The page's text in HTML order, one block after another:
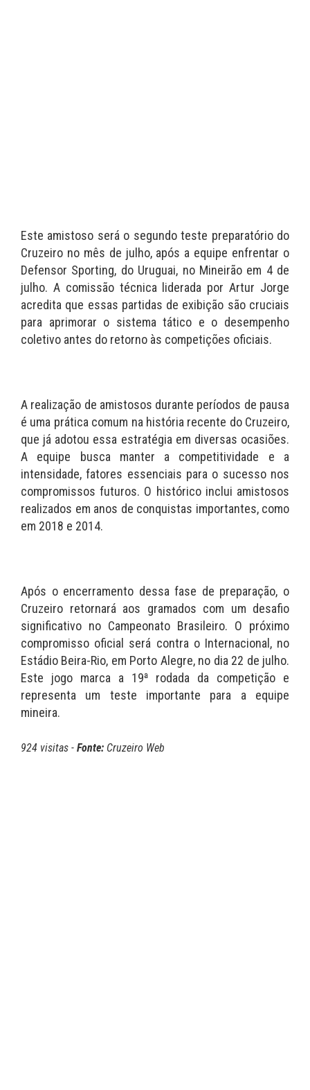
Este amistoso será o segundo teste preparatório do
Cruzeiro no mês de julho, após a equipe enfrentar o
Defensor Sporting, do Uruguai, no Mineirão em 4 de
julho. A comissão técnica liderada por Artur Jorge
acredita que essas partidas de exibição são cruciais
para aprimorar o sistema tático e o desempenho
coletivo antes do retorno às competições oficiais.
A realização de amistosos durante períodos de pausa
é uma prática comum na história recente do Cruzeiro,
que já adotou essa estratégia em diversas ocasiões.
A equipe busca manter a competitividade e a
intensidade, fatores essenciais para o sucesso nos
compromissos futuros. O histórico inclui amistosos
realizados em anos de conquistas importantes, como
em 2018 e 2014.
Após o encerramento dessa fase de preparação, o
Cruzeiro retornará aos gramados com um desafio
significativo no Campeonato Brasileiro. O próximo
compromisso oficial será contra o Internacional, no
Estádio Beira-Rio, em Porto Alegre, no dia 22 de julho.
Este jogo marca a 19ª rodada da competição e
representa um teste importante para a equipe
mineira.
924 visitas - Fonte: Cruzeiro Web